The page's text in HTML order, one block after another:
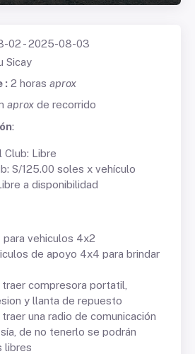
02 - 2025-08-03
Sicay
: 2 horas aprox
aprox de recorrido
:
Libre
S/125.00 soles x vehículo
a disponibilidad
vehiculos 4x2
de apoyo 4x4 para brindar
compresora portatil,
y llanta de repuesto
una radio de comunicación
de no tenerlo se podrán
libres